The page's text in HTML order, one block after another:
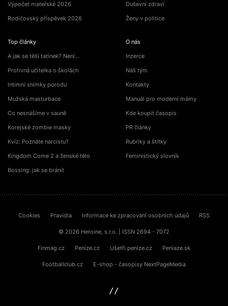
Výpočet mateřské 2026
Rodičovský příspěvek 2026
Top články
A jak se těší tatínek? Není…
Protivná učitelka o školách
Intimní snímky porodu
Mužská masturbace
Co nesnášíme v sauně
Korejské zombie masky
Kvíz: Poznáte narcistu?
Kingdom Come 2 a ženské tělo
Bossing: jak se bránit
Duševní zdraví
Ženy v politice
O nás
Inzerce
Náš tým
Kontakty
Manuál pro moderní mámy
Kde koupit časopis
PR články
Rubriky a štítky
Feministický slovník
Cookies Pravidla Informace ke zpracování osobních údajů RSS
© 2026 Heroine, s.r.o. | ISSN 2694 - 7072
Finmag.cz Peníze.cz Ušetři.peníze.cz Peniaze.sk
Footballclub.cz E-shop - časopisy NextPageMedia